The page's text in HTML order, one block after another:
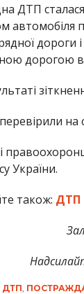
ДТП сталася
автомобіля
дороги
дорогою
на
України.
також: ДТП
ДТП